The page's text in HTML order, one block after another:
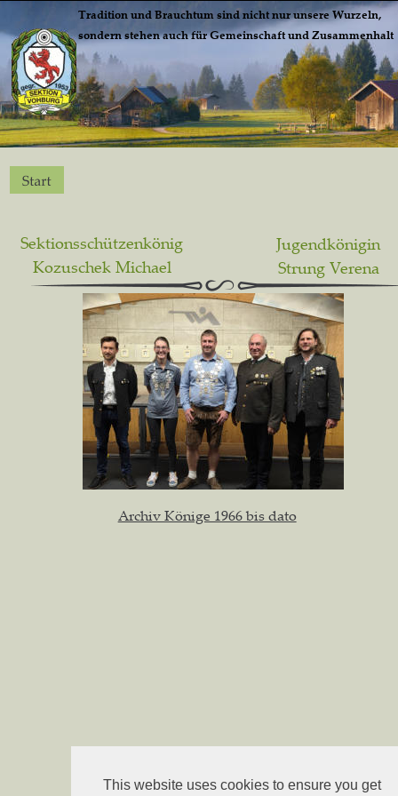
This website uses cookies to ensure you get
Sektionsschützenkönig
Kozuschek Michael
Jugendkönigin
Strung Verena
Tradition und Brauchtum sind nicht nur unsere Wurzeln,
sondern stehen auch für Gemeinschaft und Zusammenhalt
Archiv Könige 1966 bis dato